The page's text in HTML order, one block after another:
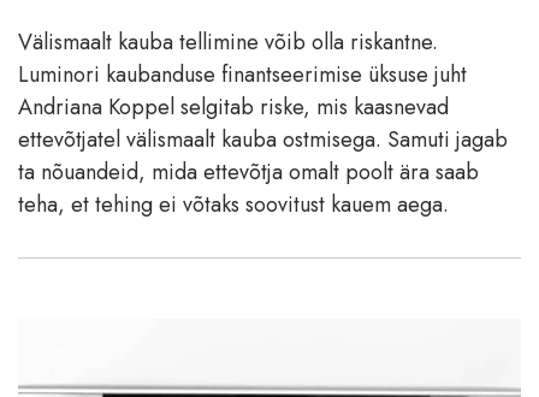
Välismaalt kauba tellimine võib olla riskantne.
Luminori kaubanduse finantseerimise üksuse juht
Andriana Koppel selgitab riske, mis kaasnevad
ettevõtjatel välismaalt kauba ostmisega. Samuti jagab
ta nõuandeid, mida ettevõtja omalt poolt ära saab
teha, et tehing ei võtaks soovitust kauem aega.